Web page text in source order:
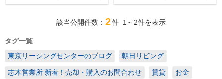
該当公開件数： 2件 1～2件を表示
タグ一覧
東京リーシングセンターのブログ
朝日リビング
志木営業所 新着！売却・購入のお問合わせ 賃貸 お金